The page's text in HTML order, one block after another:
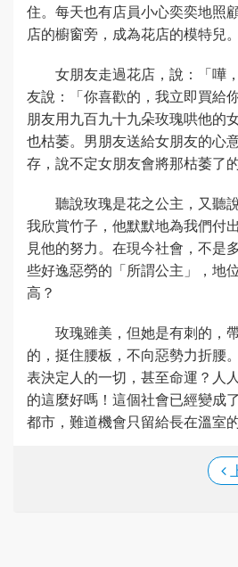
住。每天也有店員小心奕奕地照
店的櫥窗旁，成為花店的模特兒。
女朋友走過花店，說：「嘩
友說：「你喜歡的，我立即買給
朋友用九百九十九朵玫瑰哄他的
也枯萎。男朋友送給女朋友的心
存，說不定女朋友會將那枯萎了
聽說玫瑰是花之公主，又聽
我欣賞竹子，他默默地為我們付
見他的努力。在現今社會，不是
些好逸惡勞的「所謂公主」，地
高？
玫瑰雖美，但她是有刺的，
的，挺住腰板，不向惡勢力折腰
表決定人的一切，甚至命運？人
的這麼好嗎！這個社會已經變成
都市，難道機會只留給長在溫室